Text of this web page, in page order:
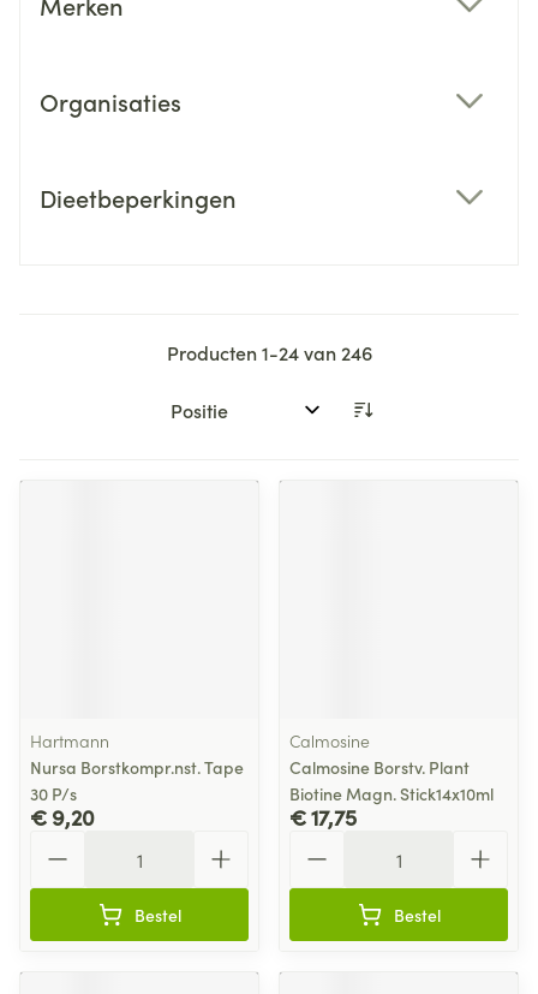
Organisaties
Dieetbeperkingen
Producten1-24van 246
Sorteer op:
Hartmann
Nursa Borstkompr.nst. Tape
30 P/s
€ 9,20
Bestel
Calmosine
Calmosine Borstv. Plant
Biotine Magn. Stick14x10ml
€ 17,75
Bestel